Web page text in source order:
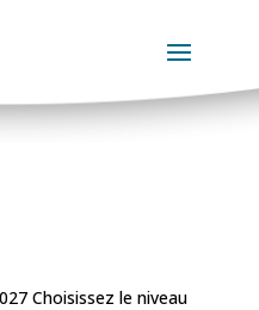
Choisissez le niveau